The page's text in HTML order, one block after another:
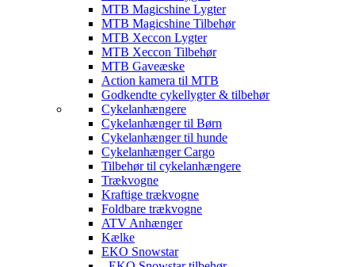
MTB Magicshine Lygter
MTB Magicshine Tilbehør
MTB Xeccon Lygter
MTB Xeccon Tilbehør
MTB Gaveæske
Action kamera til MTB
Godkendte cykellygter & tilbehør
Cykelanhængere
Cykelanhænger til Børn
Cykelanhænger til hunde
Cykelanhænger Cargo
Tilbehør til cykelanhængere
Trækvogne
Kraftige trækvogne
Foldbare trækvogne
ATV Anhænger
Kælke
EKO Snowstar